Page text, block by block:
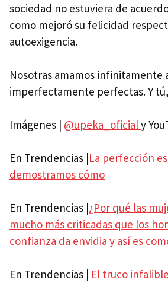
sociedad no estuviera de
como mejoró su felicidad
autoexigencia.
Nosotras amamos infinitamente
imperfectamente perfectas. Y
Imágenes | @upeka_oficialy
En Trendencias |La perfección
demostramos cómo
En Trendencias |¿Por qué las
mucho más criticadas que los
confianza da envidia y así es
En Trendencias | El truco